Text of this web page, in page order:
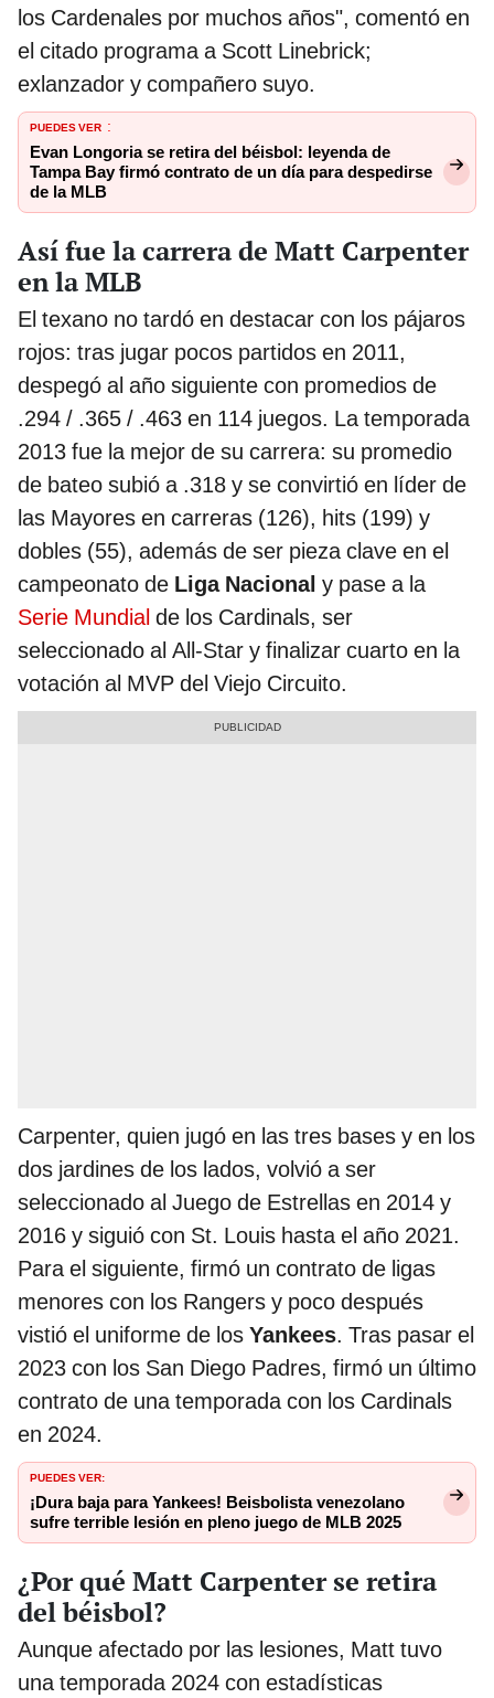
los Cardenales por muchos años", comentó en
el citado programa a Scott Linebrick;
exlanzador y compañero suyo.
PUEDES VER :
Evan Longoria se retira del béisbol: leyenda de
Tampa Bay firmó contrato de un día para despedirse
de la MLB
Así fue la carrera de Matt Carpenter
en la MLB
El texano no tardó en destacar con los pájaros
rojos: tras jugar pocos partidos en 2011,
despegó al año siguiente con promedios de
.294 / .365 / .463 en 114 juegos. La temporada
2013 fue la mejor de su carrera: su promedio
de bateo subió a .318 y se convirtió en líder de
las Mayores en carreras (126), hits (199) y
dobles (55), además de ser pieza clave en el
campeonato de Liga Nacional y pase a la
Serie Mundial de los Cardinals, ser
seleccionado al All-Star y finalizar cuarto en la
votación al MVP del Viejo Circuito.
Carpenter, quien jugó en las tres bases y en los
dos jardines de los lados, volvió a ser
seleccionado al Juego de Estrellas en 2014 y
2016 y siguió con St. Louis hasta el año 2021.
Para el siguiente, firmó un contrato de ligas
menores con los Rangers y poco después
vistió el uniforme de los Yankees. Tras pasar el
2023 con los San Diego Padres, firmó un último
contrato de una temporada con los Cardinals
en 2024.
PUEDES VER:
¡Dura baja para Yankees! Beisbolista venezolano
sufre terrible lesión en pleno juego de MLB 2025
¿Por qué Matt Carpenter se retira
del béisbol?
Aunque afectado por las lesiones, Matt tuvo
una temporada 2024 con estadísticas